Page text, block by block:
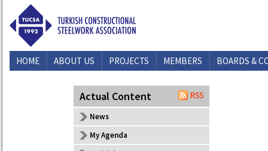
HOME ABOUT US PROJECTS MEMBERS
BOARDS &
Actual Content
News
My Agenda